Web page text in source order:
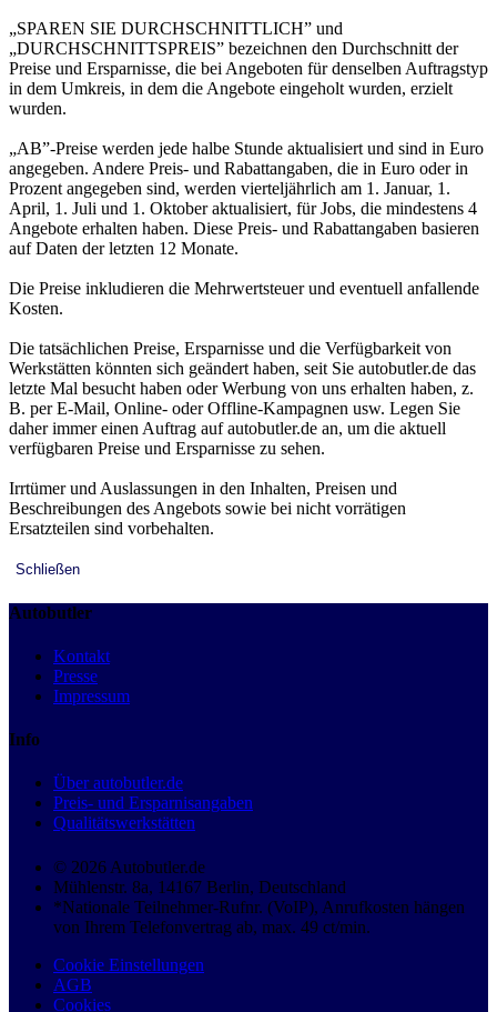
„SPAREN SIE DURCHSCHNITTLICH” und
„DURCHSCHNITTSPREIS” bezeichnen den Durchschnitt der
Preise und Ersparnisse, die bei Angeboten für denselben Auftragstyp
in dem Umkreis, in dem die Angebote eingeholt wurden, erzielt
wurden.
„AB”-Preise werden jede halbe Stunde aktualisiert und sind in Euro
angegeben. Andere Preis- und Rabattangaben, die in Euro oder in
Prozent angegeben sind, werden vierteljährlich am 1. Januar, 1.
April, 1. Juli und 1. Oktober aktualisiert, für Jobs, die mindestens 4
Angebote erhalten haben. Diese Preis- und Rabattangaben basieren
auf Daten der letzten 12 Monate.
Die Preise inkludieren die Mehrwertsteuer und eventuell anfallende
Kosten.
Die tatsächlichen Preise, Ersparnisse und die Verfügbarkeit von
Werkstätten könnten sich geändert haben, seit Sie autobutler.de das
letzte Mal besucht haben oder Werbung von uns erhalten haben, z.
B. per E-Mail, Online- oder Offline-Kampagnen usw. Legen Sie
daher immer einen Auftrag auf autobutler.de an, um die aktuell
verfügbaren Preise und Ersparnisse zu sehen.
Irrtümer und Auslassungen in den Inhalten, Preisen und
Beschreibungen des Angebots sowie bei nicht vorrätigen
Ersatzteilen sind vorbehalten.
Schließen
Autobutler
Kontakt
Presse
Impressum
Info
Über autobutler.de
Preis- und Ersparnisangaben
Qualitätswerkstätten
© 2026 Autobutler.de
Mühlenstr. 8a, 14167 Berlin, Deutschland
*Nationale Teilnehmer-Rufnr. (VoIP), Anrufkosten hängen
von Ihrem Telefonvertrag ab, max. 49 ct/min.
Cookie Einstellungen
AGB
Cookies